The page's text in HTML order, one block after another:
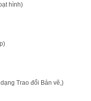
hình)
Trao đổi Bản vẽ,)